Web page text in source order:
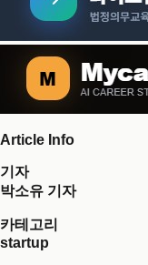
Article Info
기자
박소유 기자
카테고리
startup